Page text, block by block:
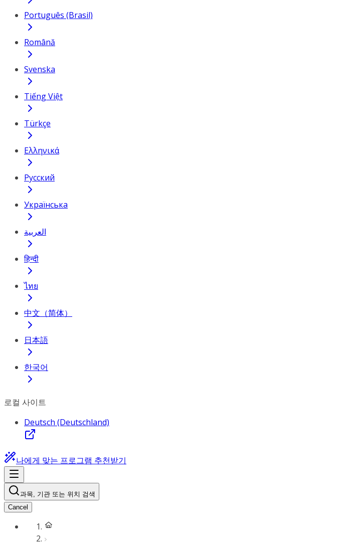
Português (Brasil)
Română
Svenska
Tiếng Việt
Türkçe
Ελληνικά
Русский
Українська
العربية
हिन्दी
ไทย
中文（简体）
日本語
한국어
로컬 사이트
Deutsch (Deutschland)
나에게 맞는 프로그램 추천받기
과목, 기관 또는 위치 검색
Cancel